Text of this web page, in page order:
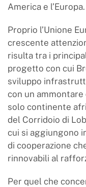
America e l’Europa.
Proprio l’Unione
crescente
risulta tra i
progetto con cui
sviluppo
con un
solo continente
del Corridoio di
cui si aggiungono
di cooperazione
rinnovabili al
Per quel che